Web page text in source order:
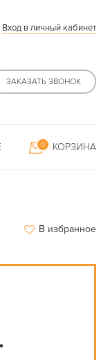
Вход в личный кабинет
ЗАКАЗАТЬ ЗВОНОК
0 КОРЗИНА
В избранное